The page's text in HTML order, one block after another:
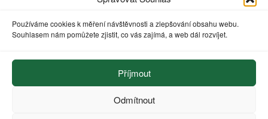
Používáme cookies k měření návštěvnosti a zlepšování obsahu webu.
Souhlasem nám pomůžete zjistit, co vás zajímá, a web dál rozvíjet.
Příjmout
Odmítnout
předzesilovač stojí. Není tedy divu, že právě jeho
vinylového signálu dostat maximum detailů, přirozených
přechodů a tonalitu, aniž by došlo k nežádoucímu